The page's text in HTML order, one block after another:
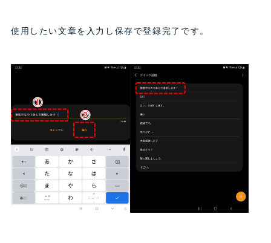
使用したい文章を入力し保存で登録完了です。